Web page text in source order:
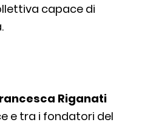
capace di
Riganati
e tra i fondatori del